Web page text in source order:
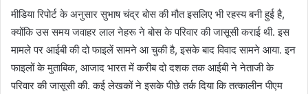
मीडिया रिपोर्ट के अनुसार सुभाष चंद्र बोस की मौत इसलिए भी रहस्य बनी हुई है,
क्योंकि उस समय जवाहर लाल नेहरू ने बोस के परिवार की जासूसी कराई थी. इस
मामले पर आईबी की दो फाइलें सामने आ चुकी है, इसके बाद विवाद सामने आया. इन
फाइलों के मुताबिक, आजाद भारत में करीब दो दशक तक आईबी ने नेताजी के
परिवार की जासूसी की. कई लेखकों ने इसके पीछे तर्क दिया कि तत्कालीन पीएम